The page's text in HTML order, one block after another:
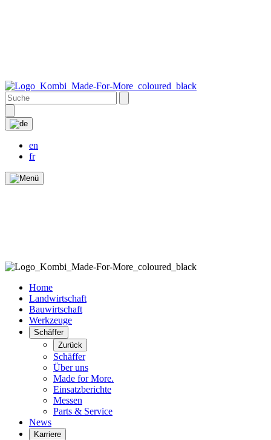
en
fr
Home
Landwirtschaft
Bauwirtschaft
Werkzeuge
Schäffer
Zurück
Schäffer
Über uns
Made for More.
Einsatzberichte
Messen
Parts & Service
News
Karriere